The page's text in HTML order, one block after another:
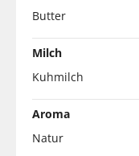
Butter
Milch
Kuhmilch
Aroma
Natur